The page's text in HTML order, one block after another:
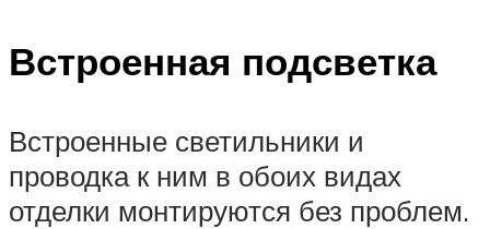
Встроенная подсветка
Встроенные светильники и
проводка к ним в обоих видах
отделки монтируются без проблем.